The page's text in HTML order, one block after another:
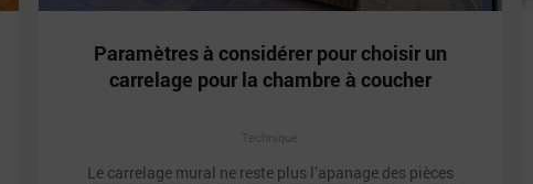
Paramètres à considérer pour choisir un
carrelage pour la chambre à coucher
Le carrelage mural ne reste plus l’apanage des pièces